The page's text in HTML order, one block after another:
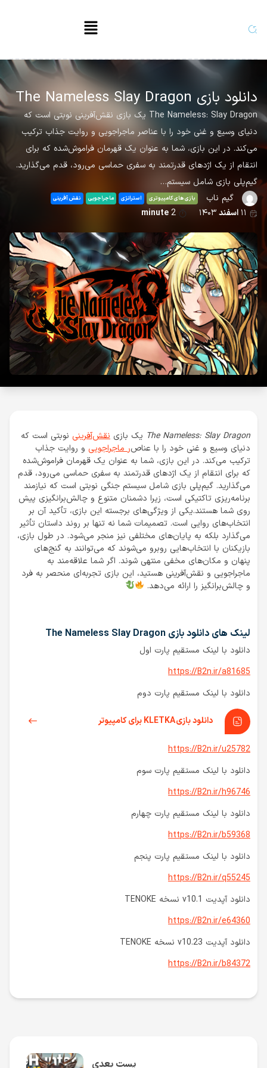
دانلود بازی The Nameless Slay Dragon
The Nameless: Slay Dragon یک بازی نقش‌آفرینی نوبتی است که
دنیای وسیع و غنی خود را با عناصر ماجراجویی و روایت جذاب ترکیب
می‌کند. در این بازی، شما به عنوان یک قهرمان فراموش‌شده که برای
انتقام از یک اژدهای قدرتمند به سفری حماسی می‌رود، قدم می‌گذارید.
گیم‌پلی بازی شامل سیستم…
گیم ناب
بازی های کامپیوتری استراتژی ماجراجویی نقش آفرینی
۱۱اسفند۱۴۰۳ 2
minute
The Nameless: Slay Dragon یک بازی نقش‌آفرینی نوبتی است که
دنیای وسیع و غنی خود را با عناصر ماجراجویی و روایت جذاب
ترکیب می‌کند. در این بازی، شما به عنوان یک قهرمان فراموش‌شده
که برای انتقام از یک اژدهای قدرتمند به سفری حماسی می‌رود، قدم
می‌گذارید. گیم‌پلی بازی شامل سیستم جنگی نوبتی است که نیازمند
برنامه‌ریزی تاکتیکی است، زیرا دشمنان متنوع و چالش‌برانگیزی پیش
روی شما هستند.یکی از ویژگی‌های برجسته این بازی، تأکید آن بر
انتخاب‌های روایی است. تصمیمات شما نه تنها بر روند داستان تأثیر
می‌گذارد بلکه به پایان‌های مختلفی نیز منجر می‌شود. در طول بازی،
بازیکنان با انتخاب‌هایی روبرو می‌شوند که می‌توانند به گنج‌های
پنهان و مکان‌های مخفی منتهی شوند. اگر شما علاقه‌مند به
ماجراجویی و نقش‌آفرینی هستید، این بازی تجربه‌ای منحصر به فرد
و چالش‌برانگیز را ارائه می‌دهد.
لینک های دانلود بازی The Nameless Slay Dragon
دانلود با لینک مستقیم پارت اول
https://B2n.ir/a81685
دانلود با لینک مستقیم پارت دوم
دانلود بازی KLETKA برای کامپیوتر
https://B2n.ir/u25782
دانلود با لینک مستقیم پارت سوم
https://B2n.ir/h96746
دانلود با لینک مستقیم پارت چهارم
https://B2n.ir/b59368
دانلود با لینک مستقیم پارت پنجم
https://B2n.ir/q55245
دانلود آپدیت v10.1 نسخه TENOKE
https://B2n.ir/e64360
دانلود آپدیت v10.23 نسخه TENOKE
https://B2n.ir/b84372
پست بعدی